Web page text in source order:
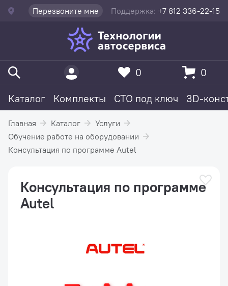
Перезвоните мне Поддержка: +7 812 336-22-15
Каталог Комплекты СТО под ключ 3D-
0 0
Главная Каталог
Услуги
Обучение работе на оборудовании
Консультация по программе Autel
Консультация по программе
Autel